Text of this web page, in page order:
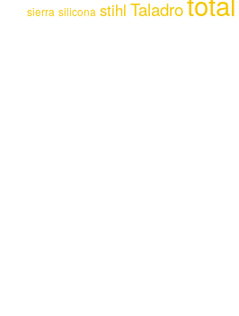
sierra silicona stihl Taladro